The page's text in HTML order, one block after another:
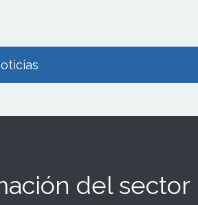
del sector